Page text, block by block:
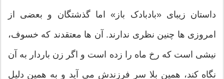
داستان زیبای «بادبادک باز» اما گذشتگان و بعضی از
امروزی ها چنین نظری ندارند. آن ها معتقدند که خسوف،
نیشی است که رخ ماه را زده است و اگر زن باردار به آن
نگاه کند، همین بلا سر فرزندش می آید و به همین دلیل